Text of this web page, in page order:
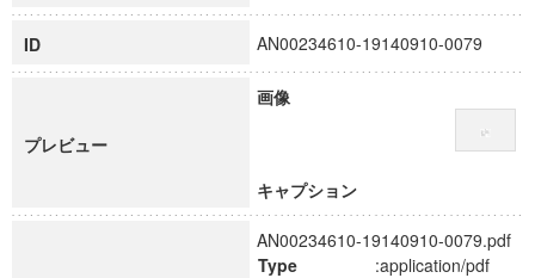
慶應義塾大学グローバルCOEプログラム論理と感性の先端的
博士課程教育リーディングプログラム「超成熟社会発展のサ
学術雑誌掲載論文等(8)
ID AN00234610-19140910-0079
プレビュー
画像
キャプション
AN00234610-19140910-0079.pdf
Type
:application/pdf